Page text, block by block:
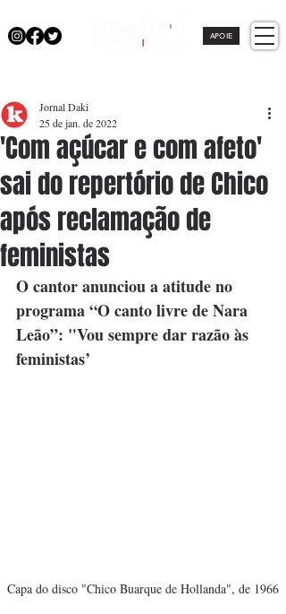
APOIE
'Com açúcar e com afeto'
sai do repertório de Chico
após reclamação de
feministas
Jornal Daki
25 de jan. de 2022
O cantor anunciou a atitude no
programa “O canto livre de Nara
Leão”: "Vou sempre dar razão às
feministas’
Capa do disco "Chico Buarque de Hollanda", de 1966